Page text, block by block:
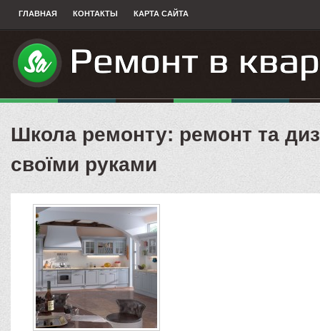
ГЛАВНАЯ КОНТАКТЫ КАРТА САЙТА
Школа ремонту: ремонт та
своїми руками